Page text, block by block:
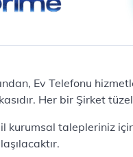
Ev Telefonu
Her bir Şirket
kurumsal talepleriniz